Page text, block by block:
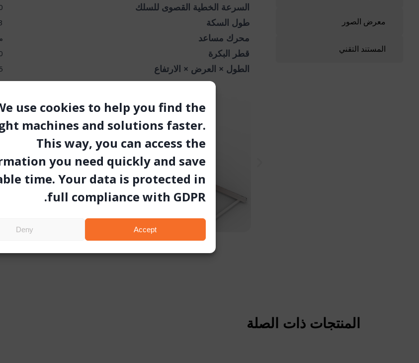
use cookies to help you find the
machines and solutions faster.
This way, you can access the
you need quickly and save
time. Your data is protected in
full compliance with GDPR.
Accept
Deny
معرض الصور
المستند التقني
السرعة الخطية القصوى للسلك
طول السكة
محرك مساعد
قطر البكرة
الطول × العرض × الارتفاع
المنتجات ذات الصلة